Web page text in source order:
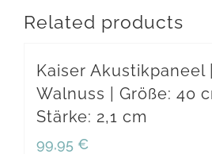
Stärke:
cm
quantity
Related products
Kaiser Akustikpaneel
Walnuss | Größe: 40
Stärke: 2,1 cm
99,95 €